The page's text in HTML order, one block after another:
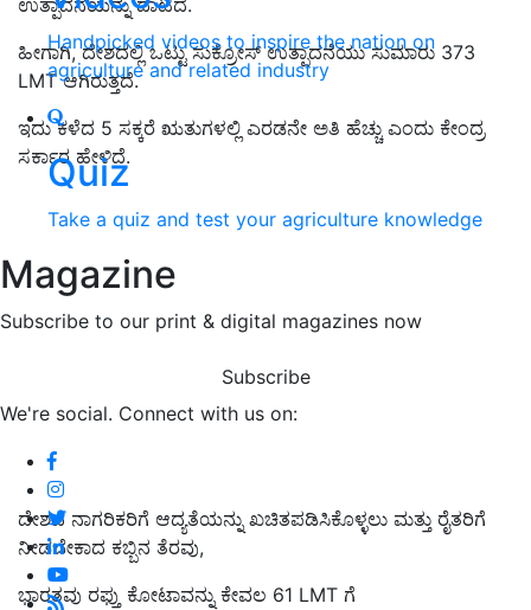
Handpicked videos to inspire the nation on
agriculture and related industry
Quiz
Take a quiz and test your agriculture knowledge
Magazine
Subscribe to our print & digital magazines now
Subscribe
We're social. Connect with us on:
ಉತ್ಪಾದನೆಯನ್ನು ದಾಟಿದೆ.
ಹೀಗಾಗಿ, ದೇಶದಲ್ಲಿ ಒಟ್ಟು ಸುಕ್ರೋಸ್ ಉತ್ಪಾದನೆಯು ಸುಮಾರು 373
LMT ಆಗಿರುತ್ತದೆ.
ಇದು ಕಳೆದ 5 ಸಕ್ಕರೆ ಋತುಗಳಲ್ಲಿ ಎರಡನೇ ಅತಿ ಹೆಚ್ಚು ಎಂದು ಕೇಂದ್ರ
ಸರ್ಕಾರ ಹೇಳಿದೆ.
ದೇಶದ ನಾಗರಿಕರಿಗೆ ಆದ್ಯತೆಯನ್ನು ಖಚಿತಪಡಿಸಿಕೊಳ್ಳಲು ಮತ್ತು ರೈತರಿಗೆ
ನೀಡಬೇಕಾದ ಕಬ್ಬಿನ ತೆರವು,
ಭಾರತವು ರಫ್ತು ಕೋಟಾವನ್ನು ಕೇವಲ 61 LMT ಗೆ